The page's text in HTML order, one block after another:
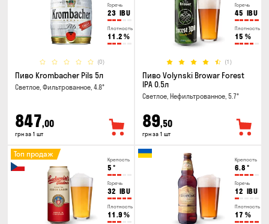
Горечь
23 IBU
Плотность
11.2 %
(0)
Пиво Krombacher Pils 5л
Светлое, Фильтрованное, 4.8°
847,00
грн за 1 шт
Горечь
45 IBU
Плотность
15 %
(1)
Пиво Volynski Browar Forest
IPA 0.5л
Светлое, Нефильтрованное, 5.7°
89,50
грн за 1 шт
Крепость
5 °
Горечь
32 IBU
Плотность
11.9 %
Топ продаж
Крепость
6.8 °
Горечь
12 IBU
Плотность
17 %